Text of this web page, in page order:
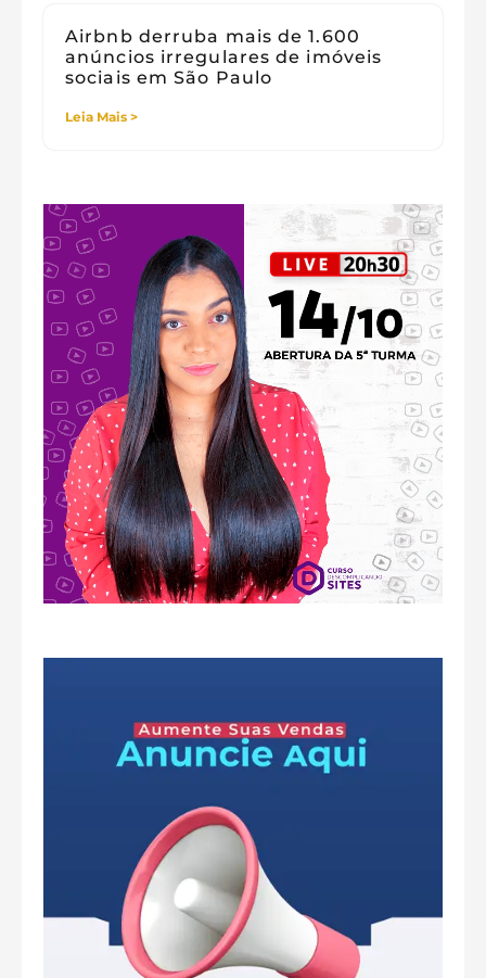
Airbnb derruba mais de 1.600
anúncios irregulares de imóveis
sociais em São Paulo
Leia Mais >